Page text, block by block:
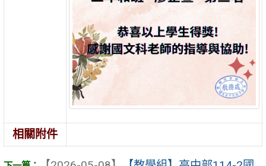
相關附件